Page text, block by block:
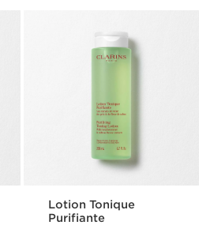
Lotion Tonique
Purifiante